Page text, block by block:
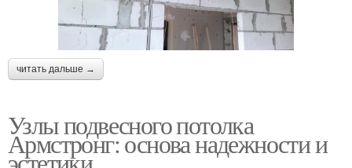
читать дальше →
Узлы подвесного потолка
Армстронг: основа надежности и